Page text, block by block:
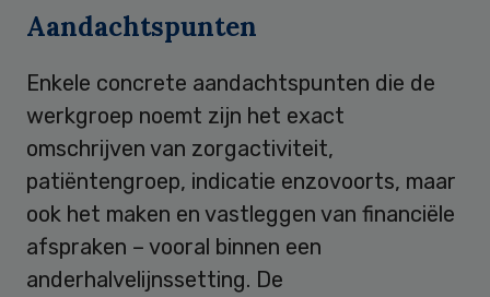
Aandachtspunten
Enkele concrete aandachtspunten die de
werkgroep noemt zijn het exact
omschrijven van zorgactiviteit,
patiëntengroep, indicatie enzovoorts, maar
ook het maken en vastleggen van financiële
afspraken – vooral binnen een
anderhalvelijnssetting. De